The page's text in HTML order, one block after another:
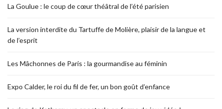
La Goulue : le coup de cœur théâtral de l’été parisien
La version interdite du Tartuffe de Molière, plaisir de la langue et
de l’esprit
Les Mâchonnes de Paris : la gourmandise au féminin
Expo Calder, le roi du fil de fer, un bon goût d’enfance